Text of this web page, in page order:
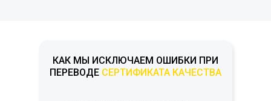
КАК МЫ ИСКЛЮЧАЕМ ОШИБКИ ПРИ
ПЕРЕВОДЕ СЕРТИФИКАТА КАЧЕСТВА